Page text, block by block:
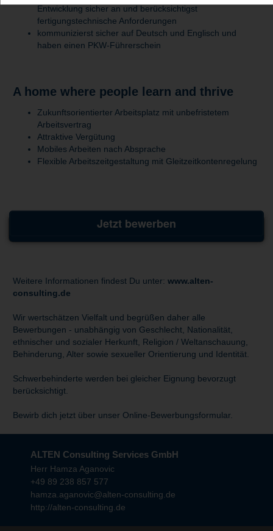
Entwicklung sicher an und berücksichtigst
fertigungstechnische Anforderungen
kommunizierst sicher auf Deutsch und Englisch und
haben einen PKW-Führerschein
A home where people learn and thrive
Zukunftsorientierter Arbeitsplatz mit unbefristetem
Arbeitsvertrag
Attraktive Vergütung
Mobiles Arbeiten nach Absprache
Flexible Arbeitszeitgestaltung mit Gleitzeitkontenregelung
Jetzt bewerben
Weitere Informationen findest Du unter: www.alten-
consulting.de
Wir wertschätzen Vielfalt und begrüßen daher alle
Bewerbungen - unabhängig von Geschlecht, Nationalität,
ethnischer und sozialer Herkunft, Religion / Weltanschauung,
Behinderung, Alter sowie sexueller Orientierung und Identität.
Schwerbehinderte werden bei gleicher Eignung bevorzugt
berücksichtigt.
Bewirb dich jetzt über unser Online-Bewerbungsformular.
ALTEN Consulting Services GmbH
Herr Hamza Aganovic
+49 89 238 857 577
hamza.aganovic@alten-consulting.de
http://alten-consulting.de